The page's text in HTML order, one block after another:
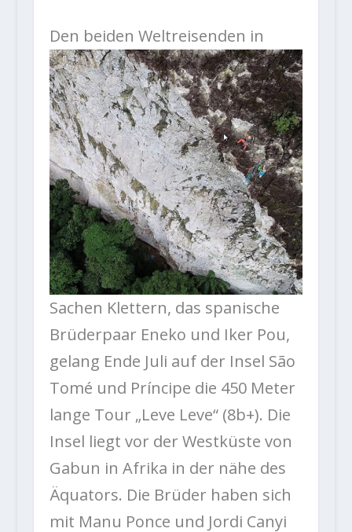
Den beiden Weltreisenden in
Sachen Klettern, das spanische
Brüderpaar Eneko und Iker Pou,
gelang Ende Juli auf der Insel São
Tomé und Príncipe die 450 Meter
lange Tour „Leve Leve“ (8b+). Die
Insel liegt vor der Westküste von
Gabun in Afrika in der nähe des
Äquators. Die Brüder haben sich
mit Manu Ponce und Jordi Canyi